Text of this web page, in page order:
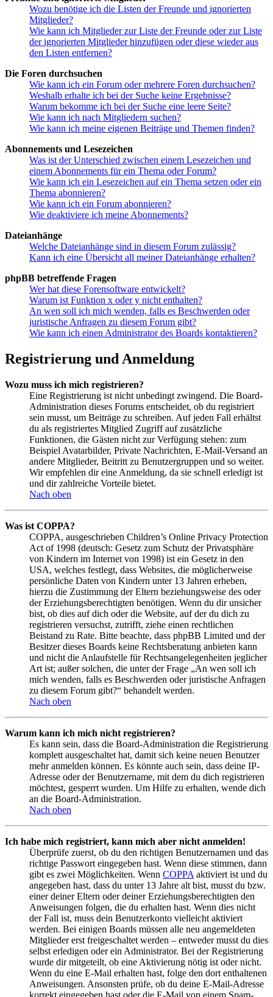
Wozu benötige ich die Listen der Freunde und ignorierten
Mitglieder?
Wie kann ich Mitglieder zur Liste der Freunde oder zur Liste
der ignorierten Mitglieder hinzufügen oder diese wieder aus
den Listen entfernen?
Die Foren durchsuchen
Wie kann ich ein Forum oder mehrere Foren durchsuchen?
Weshalb erhalte ich bei der Suche keine Ergebnisse?
Warum bekomme ich bei der Suche eine leere Seite?
Wie kann ich nach Mitgliedern suchen?
Wie kann ich meine eigenen Beiträge und Themen finden?
Abonnements und Lesezeichen
Was ist der Unterschied zwischen einem Lesezeichen und
einem Abonnements für ein Thema oder Forum?
Wie kann ich ein Lesezeichen auf ein Thema setzen oder ein
Thema abonnieren?
Wie kann ich ein Forum abonnieren?
Wie deaktiviere ich meine Abonnements?
Dateianhänge
Welche Dateianhänge sind in diesem Forum zulässig?
Kann ich eine Übersicht all meiner Dateianhänge erhalten?
phpBB betreffende Fragen
Wer hat diese Forensoftware entwickelt?
Warum ist Funktion x oder y nicht enthalten?
An wen soll ich mich wenden, falls es Beschwerden oder
juristische Anfragen zu diesem Forum gibt?
Wie kann ich einen Administrator des Boards kontaktieren?
Registrierung und Anmeldung
Wozu muss ich mich registrieren?
Eine Registrierung ist nicht unbedingt zwingend. Die Board-
Administration dieses Forums entscheidet, ob du registriert
sein musst, um Beiträge zu schreiben. Auf jeden Fall erhältst
du als registriertes Mitglied Zugriff auf zusätzliche
Funktionen, die Gästen nicht zur Verfügung stehen: zum
Beispiel Avatarbilder, Private Nachrichten, E-Mail-Versand an
andere Mitglieder, Beitritt zu Benutzergruppen und so weiter.
Wir empfehlen dir eine Anmeldung, da sie schnell erledigt ist
und dir zahlreiche Vorteile bietet.
Nach oben
Was ist COPPA?
COPPA, ausgeschrieben Children’s Online Privacy Protection
Act of 1998 (deutsch: Gesetz zum Schutz der Privatsphäre
von Kindern im Internet von 1998) ist ein Gesetz in den
USA, welches festlegt, dass Websites, die möglicherweise
persönliche Daten von Kindern unter 13 Jahren erheben,
hierzu die Zustimmung der Eltern beziehungsweise des oder
der Erziehungsberechtigten benötigen. Wenn du dir unsicher
bist, ob dies auf dich oder die Website, auf der du dich zu
registrieren versuchst, zutrifft, ziehe einen rechtlichen
Beistand zu Rate. Bitte beachte, dass phpBB Limited und der
Besitzer dieses Boards keine Rechtsberatung anbieten kann
und nicht die Anlaufstelle für Rechtsangelegenheiten jeglicher
Art ist; außer solchen, die unter der Frage „An wen soll ich
mich wenden, falls es Beschwerden oder juristische Anfragen
zu diesem Forum gibt?“ behandelt werden.
Nach oben
Warum kann ich mich nicht registrieren?
Es kann sein, dass die Board-Administration die Registrierung
komplett ausgeschaltet hat, damit sich keine neuen Benutzer
mehr anmelden können. Es könnte auch sein, dass deine IP-
Adresse oder der Benutzername, mit dem du dich registrieren
möchtest, gesperrt wurden. Um Hilfe zu erhalten, wende dich
an die Board-Administration.
Nach oben
Ich habe mich registriert, kann mich aber nicht anmelden!
Überprüfe zuerst, ob du den richtigen Benutzernamen und das
richtige Passwort eingegeben hast. Wenn diese stimmen, dann
gibt es zwei Möglichkeiten. Wenn COPPA aktiviert ist und du
angegeben hast, dass du unter 13 Jahre alt bist, musst du bzw.
einer deiner Eltern oder deiner Erziehungsberechtigten den
Anweisungen folgen, die du erhalten hast. Wenn dies nicht
der Fall ist, muss dein Benutzerkonto vielleicht aktiviert
werden. Bei einigen Boards müssen alle neu angemeldeten
Mitglieder erst freigeschaltet werden – entweder musst du dies
selbst erledigen oder ein Administrator. Bei der Registrierung
wurde dir mitgeteilt, ob eine Aktivierung nötig ist oder nicht.
Wenn du eine E-Mail erhalten hast, folge den dort enthaltenen
Anweisungen. Ansonsten prüfe, ob du deine E-Mail-Adresse
korrekt eingegeben hast oder die E-Mail von einem Spam-